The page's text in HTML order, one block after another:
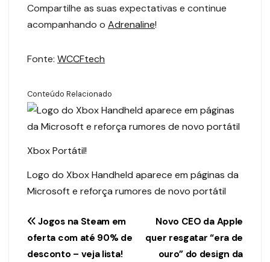
Compartilhe as suas expectativas e continue
acompanhando o Adrenaline!
Fonte: WCCFtech
Conteúdo Relacionado
Xbox Portátil!
Logo do Xbox Handheld aparece em páginas da
Microsoft e reforça rumores de novo portátil
Navegação
de
Novo CEO da Apple
quer resgatar “era de
ouro” do design da
Jogos na Steam em
oferta com até 90% de
desconto – veja lista!